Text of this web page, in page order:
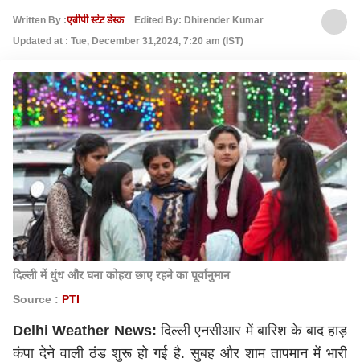
Written By :एबीपी स्टेट डेस्क
Edited By: Dhirender Kumar
Updated at : Tue, December 31,2024, 7:20 am (IST)
दिल्ली में धुंध और घना कोहरा छाए रहने का पूर्वानुमान
Source : PTI
Delhi Weather News: दिल्ली एनसीआर में बारिश के बाद हाड़
कंपा देने वाली ठंड शुरू हो गई है. सुबह और शाम तापमान में भारी